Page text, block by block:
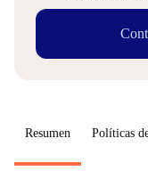
Resumen Políticas